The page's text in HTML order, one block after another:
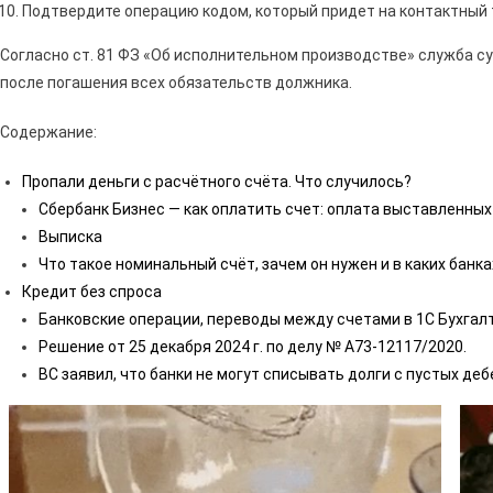
Подтвердите операцию кодом, который придет на
Согласно ст. 81 ФЗ «Об исполнительном производстве» служба
после погашения всех обязательств должника.
Содержание:
Пропали деньги с расчётного счёта. Что случилось?
Сбербанк Бизнес — как оплатить счет: оплата
Выписка
Что такое номинальный счёт, зачем он нужен и в каких
Кредит без спроса
Банковские операции, переводы между счетами в 1С
Решение от 25 декабря 2024 г. по делу № А73-12117/2020.
ВС заявил, что банки не могут списывать долги с пустых